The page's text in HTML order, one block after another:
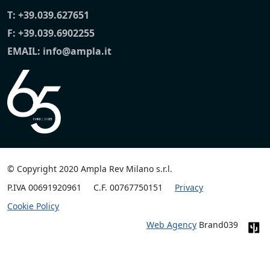
T: +39.039.627651
F: +39.039.6902255
EMAIL: info@ampla.it
© Copyright 2020 Ampla Rev Milano s.r.l.
P.IVA 00691920961
C.F. 00767750151
Privacy
Cookie Policy
Web Agency Brand039